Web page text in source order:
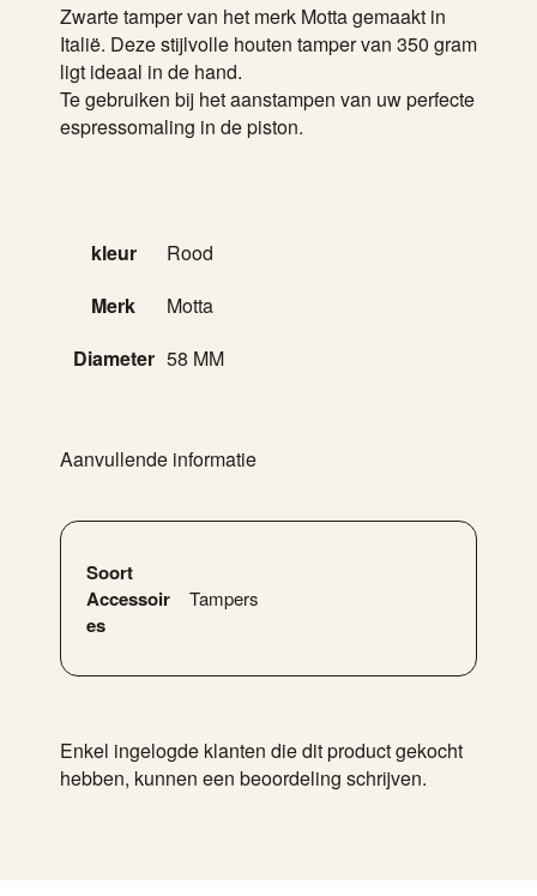
Zwarte tamper van het merk Motta gemaakt in
Italië. Deze stijlvolle houten tamper van 350 gram
ligt ideaal in de hand.
Te gebruiken bij het aanstampen van uw perfecte
espressomaling in de piston.
kleur
Rood
Merk
Motta
Diameter 58 MM
Enkel ingelogde klanten die dit product gekocht
hebben, kunnen een beoordeling schrijven.
Aanvullende informatie
Soort
Accessoir
es
Tampers